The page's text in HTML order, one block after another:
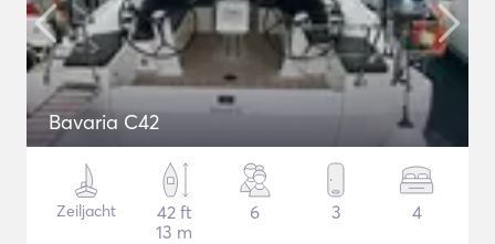
Bavaria C42
Zeiljacht
42 ft
13 m
6 3 4